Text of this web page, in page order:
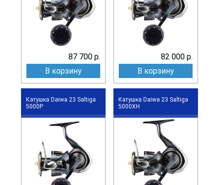
87 700 р.
В корзину
82 000 р.
В корзину
Катушка Daiwa 23 Saltiga
5000P
Катушка Daiwa 23 Saltiga
5000XH